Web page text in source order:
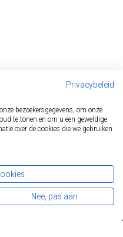
Privacybeleid
bezoekersgegevens, om onze
te tonen en om u een geweldige
over de cookies die we gebruiken
Nee, pas aan